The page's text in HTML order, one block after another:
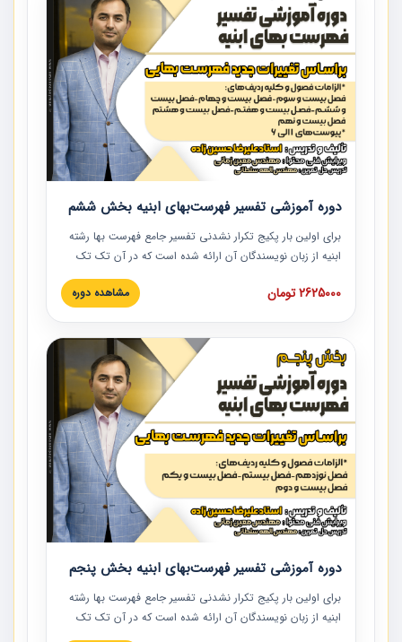
دوره آموزشی تفسیر فهرست‌بهای ابنیه بخش ششم
برای اولین بار پکیج تکرار نشدنی تفسیر جامع فهرست بها رشته
ابنیه از زبان نویسندگان آن ارائه شده است که در آن تک تک
ردیف ها و مطالب فهرست بها تفسیر و ارائه شده است. این
دوره به صورت کامل تصویری بوده و به همراه تصاویر عملیات
دوره با کلام مهندس علیرضاحسین‌زاده مدیر پروژه مهندسی
مشاور در امر بازنگری فهرست بها رشته ابنیه ارائه شده و به تمام
همکارانی که در حوزه صنعت ساخت در حال فعالیت هستند حتما
توصیه می کنیم از مطالب این دوره استفاده نمایند.
2625000 تومان مشاهده دوره
دوره آموزشی تفسیر فهرست‌بهای ابنیه بخش پنجم
برای اولین بار پکیج تکرار نشدنی تفسیر جامع فهرست بها رشته
ابنیه از زبان نویسندگان آن ارائه شده است که در آن تک تک
ردیف ها و مطالب فهرست بها تفسیر و ارائه شده است. این